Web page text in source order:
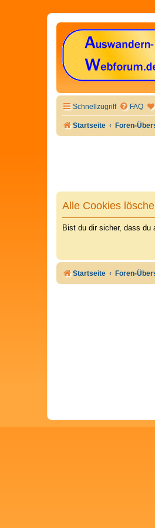
Schnellzugriff FAQ
Startseite Foren-
Alle Cookies
Bist du dir sicher, dass du
Startseite Foren-